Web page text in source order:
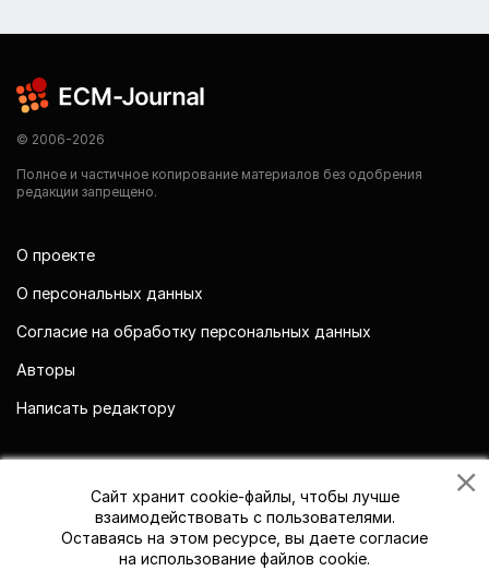
© 2006-2026
Полное и частичное копирование материалов без одобрения
редакции запрещено.
О проекте
О персональных данных
Согласие на обработку персональных данных
Авторы
Написать редактору
Сайт хранит cookie-файлы, чтобы лучше
взаимодействовать с пользователями.
Оставаясь на этом ресурсе, вы даете согласие
на использование файлов cookie.